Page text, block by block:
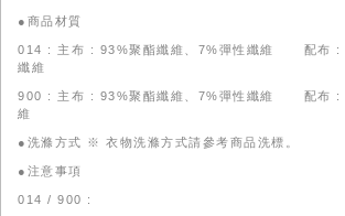
●商品材質
014 : 主布 : 93%聚酯纖維、7%彈性纖維 配布 :
纖維
900 : 主布 : 93%聚酯纖維、7%彈性纖維 配布 :
維
●洗滌方式 ※ 衣物洗滌方式請參考商品洗標。
●注意事項
014 / 900 :